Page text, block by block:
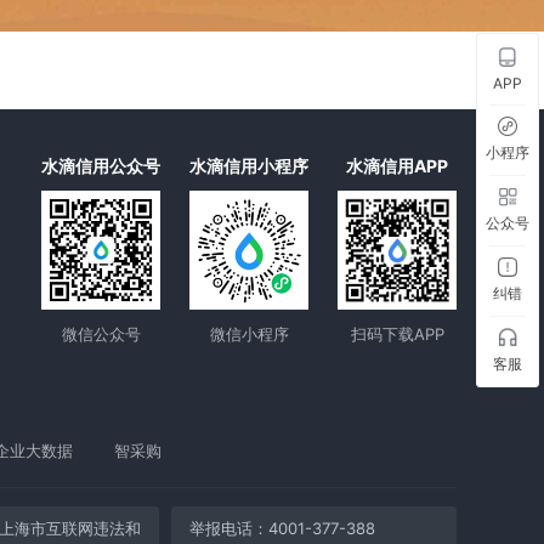
水滴信用公众号
微信公众号
水滴信用小程序
微信小程序
水滴信用APP
扫码下载APP
业大数据 智采购
上海市互联网违法和
举报电话：4001-377-388
APP
小程序
公众号
纠错
客服